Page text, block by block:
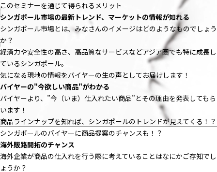
このセミナーを通じて得られるメリット
シンガポール市場の最新トレンド、マーケットの情報が知れる
シンガポール市場とは、みなさんのイメージはどのようなものでしょう
か？
経済力や安全性の高さ、高品質なサービスなどアジア圏でも特に成長し
ているシンガポール。
気になる現地の情報をバイヤーの生の声としてお届けします！
バイヤーの"今欲しい商品"がわかる
バイヤーより、”今（いま）仕入れたい商品”とその理由を発表してもら
います！
商品ラインナップを知れば、シンガポールのトレンドが見えてくる！？
シンガポールのバイヤーに商品提案のチャンスも！？
海外販路開拓のチャンス
海外企業が商品の仕入れを行う際に考えていることはなにかご存知でし
ょうか？